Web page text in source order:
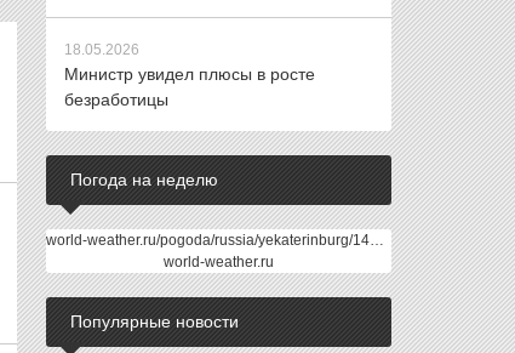
18.05.2026
Министр увидел плюсы в росте
безработицы
Погода на неделю
world-weather.ru/pogoda/russia/yekaterinburg/14days/
world-weather.ru
Популярные новости